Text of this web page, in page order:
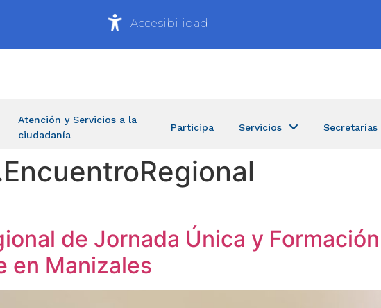
Accesibilidad
Atención y Servicios a la
ciudadanía
Participa Servicios Secretarías
de Jornada Única y
en Manizales